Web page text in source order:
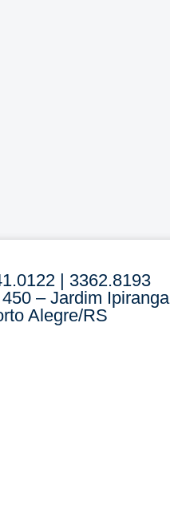
| 3362.8193
– Jardim Ipiranga
Alegre/RS